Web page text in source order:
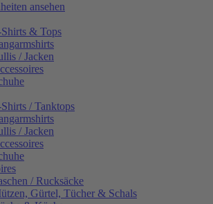
ansehen
& Tops
/ Jacken
/ Tanktops
/ Jacken
/ Rucksäcke
Gürtel, Tücher & Schals